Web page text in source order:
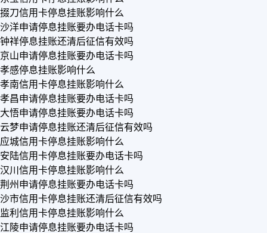
掇刀信用卡停息挂账影响什么
沙洋申请停息挂账要办电话卡吗
钟祥停息挂账还清后征信有效吗
京山申请停息挂账要办电话卡吗
孝感停息挂账影响什么
孝南信用卡停息挂账影响什么
孝昌申请停息挂账要办电话卡吗
大悟申请停息挂账要办电话卡吗
云梦申请停息挂账还清后征信有效吗
应城信用卡停息挂账影响什么
安陆信用卡停息挂账要办电话卡吗
汉川信用卡停息挂账影响什么
荆州申请停息挂账要办电话卡吗
沙市信用卡停息挂账还清后征信有效吗
监利信用卡停息挂账影响什么
江陵申请停息挂账要办电话卡吗